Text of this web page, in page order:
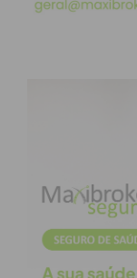
contou com uma
saúde oral e
solar e
A par dos
promoveu
recuperou
interação